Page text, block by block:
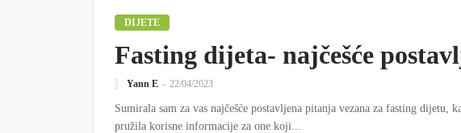
DIJETE
Fasting dijeta- najčešće
Yann E 22/04/2023
Sumirala sam za vas najčešće postavljena pitanja vezana za fasting dijetu,
pružila korisne informacije za one koji...